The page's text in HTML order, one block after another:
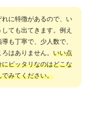
に特徴があるので、い
ても出てきます。例え
も丁寧で、少人数で、
はありません。 いい点
ピッタリなのはどこな
みてください。